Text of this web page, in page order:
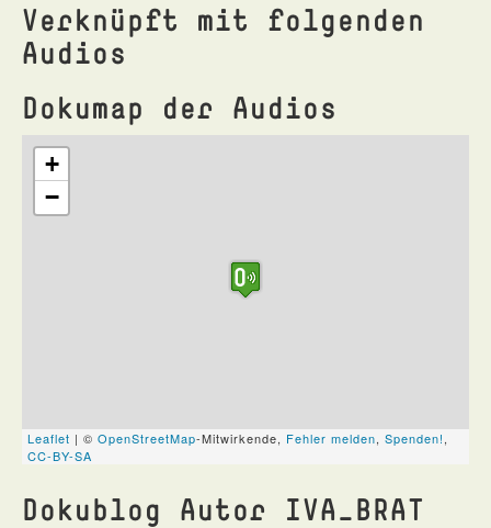
Verknüpft mit folgenden
Audios
Dokumap der Audios
Dokublog Autor IVA_BRAT